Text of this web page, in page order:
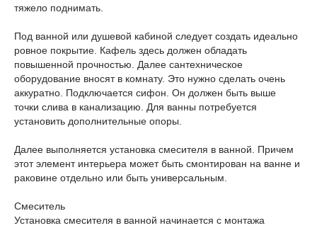
тяжело поднимать.
Под ванной или душевой кабиной следует создать идеально
ровное покрытие. Кафель здесь должен обладать
повышенной прочностью. Далее сантехническое
оборудование вносят в комнату. Это нужно сделать очень
аккуратно. Подключается сифон. Он должен быть выше
точки слива в канализацию. Для ванны потребуется
установить дополнительные опоры.
Далее выполняется установка смесителя в ванной. Причем
этот элемент интерьера может быть смонтирован на ванне и
раковине отдельно или быть универсальным.
Смеситель
Установка смесителя в ванной начинается с монтажа